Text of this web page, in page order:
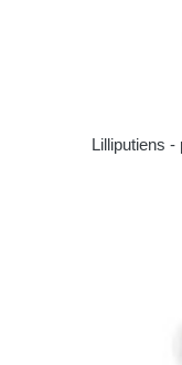
Lilliputiens